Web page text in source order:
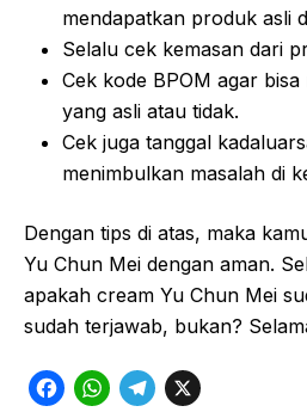
mendapatkan produk asli
Selalu cek kemasan dari
Cek kode BPOM agar
yang asli atau tidak.
Cek juga tanggal
menimbulkan masalah di
Dengan tips di atas, maka
Yu Chun Mei dengan aman.
apakah cream Yu Chun Mei
sudah terjawab, bukan?
F W T X